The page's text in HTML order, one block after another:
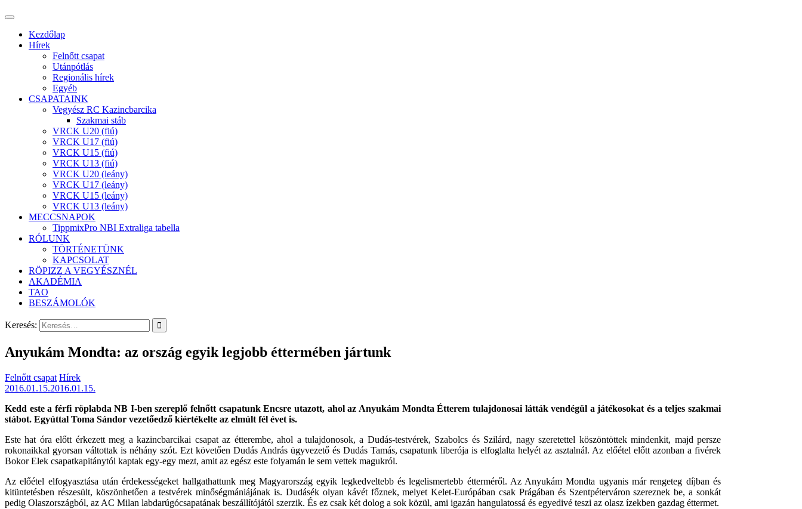
Kezdőlap
Hírek
Felnőtt csapat
Utánpótlás
Regionális hírek
Egyéb
CSAPATAINK
Vegyész RC Kazincbarcika
Szakmai stáb
VRCK U20 (fiú)
VRCK U17 (fiú)
VRCK U15 (fiú)
VRCK U13 (fiú)
VRCK U20 (leány)
VRCK U17 (leány)
VRCK U15 (leány)
VRCK U13 (leány)
MECCSNAPOK
TippmixPro NBI Extraliga tabella
RÓLUNK
TÖRTÉNETÜNK
KAPCSOLAT
RÖPIZZ A VEGYÉSZNÉL
AKADÉMIA
TAO
BESZÁMOLÓK
Keresés:
Anyukám Mondta: az ország egyik legjobb éttermében jártunk
Felnőtt csapat Hírek
2016.01.15.2016.01.15.
Kedd este a férfi röplabda NB I-ben szereplő felnőtt csapatunk Encsre utazott, ahol az Anyukám Mondta Étterem tulajdonosai látták vendégül a játékosokat és a teljes szakmai
stábot. Egyúttal Toma Sándor vezetőedző kiértékelte az elmúlt fél évet is.
Este hat óra előtt érkezett meg a kazincbarcikai csapat az étterembe, ahol a tulajdonosok, a Dudás-testvérek, Szabolcs és Szilárd, nagy szeretettel köszöntöttek mindenkit, majd persze
rokonaikkal gyorsan váltottak is néhány szót. Ezt követően Dudás András ügyvezető és Dudás Tamás, csapatunk liberója is elfoglalta helyét az asztalnál. Az előétel előtt azonban a fivérek
Bokor Elek csapatkapitánytól kaptak egy-egy mezt, amit az egész este folyamán le sem vettek magukról.
Az előétel elfogyasztása után érdekességeket hallgathattunk meg Magyarország egyik legkedveltebb és legelismertebb étterméről. Az Anyukám Mondta ugyanis már rengeteg díjban és
kitüntetésben részesült, köszönhetően a testvérek minőségmániájának is. Dudásék olyan kávét főznek, melyet Kelet-Európában csak Prágában és Szentpéterváron szereznek be, a sonkát
pedig Olaszországból, az AC Milan labdarúgócsapatának beszállítójától szerzik. És ez csak két dolog a sok közül, ami igazán hangulatossá és egyedivé teszi az olasz ízekben gazdag éttermet.